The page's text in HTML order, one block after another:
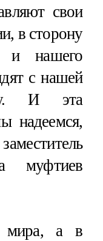
свои
в сторону
и нашего
с нашей
И эта
надеемся,
муфтиев
мира, а в